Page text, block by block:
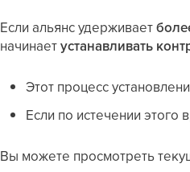
Если альянс удерживает
начинаетустанавливать
Этот процесс
Если по истечении
Вы можете просмотреть